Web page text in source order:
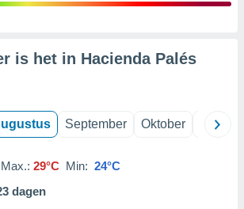
is het in Hacienda Palés
September Oktober
Max.: 29°C Min: 24°C
dagen